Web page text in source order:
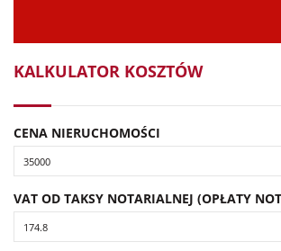
KALKULATOR KOSZTÓW
CENA NIERUCHOMOŚCI
VAT OD TAKSY NOTARIALNEJ (OPŁATY